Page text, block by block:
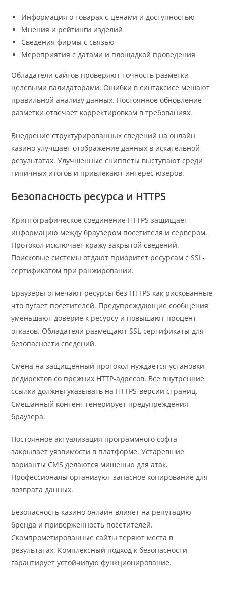
Информация о товарах с ценами и доступностью
Мнения и рейтинги изделий
Сведения фирмы с связью
Мероприятия с датами и площадкой проведения
Обладатели сайтов проверяют точность разметки
целевыми валидаторами. Ошибки в синтаксисе мешают
правильной анализу данных. Постоянное обновление
разметки отвечает корректировкам в требованиях.
Внедрение структурированных сведений на онлайн
казино улучшает отображение данных в искательной
результатах. Улучшенные сниппеты выступают среди
типичных итогов и привлекают интерес юзеров.
Безопасность ресурса и HTTPS
Криптографическое соединение HTTPS защищает
информацию между браузером посетителя и сервером.
Протокол исключает кражу закрытой сведений.
Поисковые системы отдают приоритет ресурсам с SSL-
сертификатом при ранжировании.
Браузеры отмечают ресурсы без HTTPS как рискованные,
что пугает посетителей. Предупреждающие сообщения
уменьшают доверие к ресурсу и повышают процент
отказов. Обладатели размещают SSL-сертификаты для
безопасности сведений.
Смена на защищённый протокол нуждается установки
редиректов со прежних HTTP-адресов. Все внутренние
ссылки должны указывать на HTTPS-версии страниц.
Смешанный контент генерирует предупреждения
браузера.
Постоянное актуализация программного софта
закрывает уязвимости в платформе. Устаревшие
варианты CMS делаются мишенью для атак.
Профессионалы организуют запасное копирование для
возврата данных.
Безопасность казино онлайн влияет на репутацию
бренда и приверженность посетителей.
Скомпрометированные сайты теряют места в
результатах. Комплексный подход к безопасности
гарантирует устойчивую функционирование.